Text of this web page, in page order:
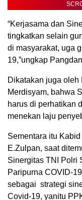
“Kerjasama dan
tingkatkan selain
di masyarakat, uga
19,”ungkap
Dikatakan juga
Merdisyam, bahwa
harus di perhatikan
menekan laju
Sementara itu
E.Zulpan, saat
Sinergitas TNI Polri
Paripurna COVID-
sebagai strategi
Covid-19, yanitu